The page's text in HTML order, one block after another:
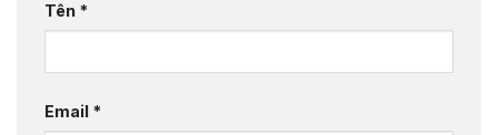
Tên *
Email *